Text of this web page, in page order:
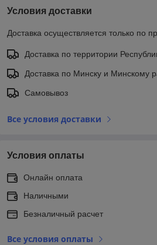
Условия доставки
Доставка осуществляется только по
Доставка по территории
Доставка по Минску и Минскому
Самовывоз
Все условия доставки
Условия оплаты
Онлайн оплата
Наличными
Безналичный расчет
Все условия оплаты